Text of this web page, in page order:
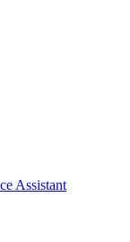
Assistant